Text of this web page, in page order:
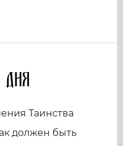
Таинства
должен быть